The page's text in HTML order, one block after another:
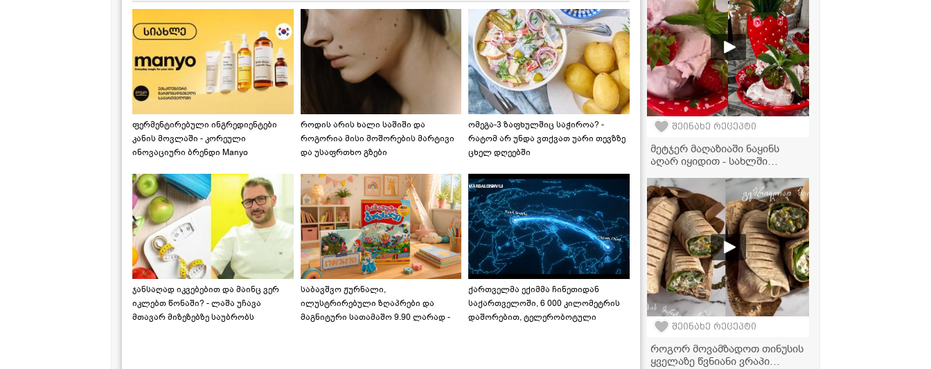
ფერმენტირებული ინგრედიენტები
კანის მოვლაში - კორეული
ინოვაციური ბრენდი Manyo
როდის არის ხალი საშიში და
როგორია მისი მოშორების მარტივი
და უსაფრთხო გზები
ომეგა-3 ზაფხულშიც საჭიროა? -
რატომ არ უნდა ვთქვათ უარი თევზზე
ცხელ დღეებში
ჯანსაღად იკვებებით და მაინც ვერ
იკლებთ წონაში? - ლაშა უჩავა
მთავარ მიზეზებზე საუბრობს
საბავშვო ჟურნალი,
ილუსტრირებული ზღაპრები და
მაგნიტური სათამაშო 9.90 ლარად -
ქართველმა ექიმმა ჩინეთიდან
საქართველოში, 6 000 კილომეტრის
დაშორებით, ტელერობოტული
შეინახე რეცეპტი
მეტჯერ მაღაზიაში ნაყინს
აღარ იყიდით - სახლში
ნაყინი სულ 3 ინგრედიენტით!
შეინახე რეცეპტი
როგორ მოვამზადოთ თინუსის
ყველაზე წვნიანი ვრაპი